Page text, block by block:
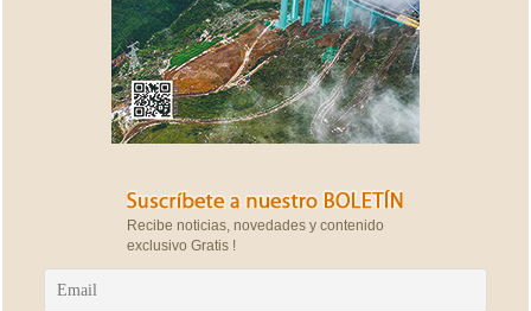
Recibe noticias, novedades y contenido
exclusivo Gratis !